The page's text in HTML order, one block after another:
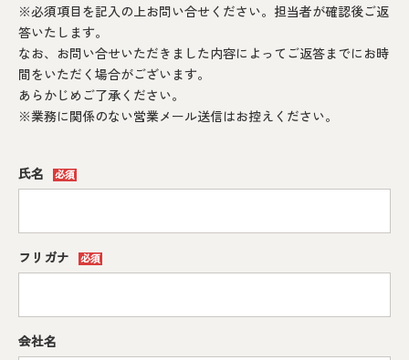
お問い合わせ
Online Store
© HAKUKIN CO., LTD.
※必須項目を記入の上お問い合せください。担当者が確認後ご返
答いたします。
なお、お問い合せいただきました内容によってご返答までにお時
間をいただく場合がございます。
あらかじめご了承ください。
※業務に関係のない営業メール送信はお控えください。
氏名 必須
フリガナ 必須
会社名